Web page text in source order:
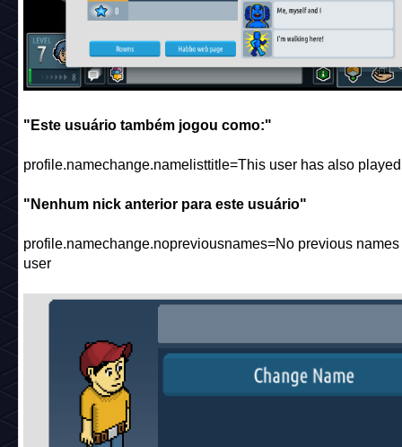
"Este usuário também jogou como:"
profile.namechange.namelisttitle=This user has also
"Nenhum nick anterior para este usuário"
profile.namechange.nopreviousnames=No previous names
user